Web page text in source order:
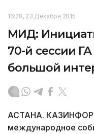
16:28, 23 Декабря 2015
МИД:
70-й сессии
большой
АСТАНА.
международное